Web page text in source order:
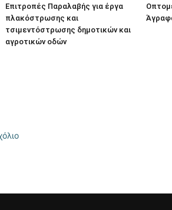
Επιτροπές Παραλαβής για έργα
πλακόστρωσης και
τσιμεντόστρωσης δημοτικών και
αγροτικών οδών